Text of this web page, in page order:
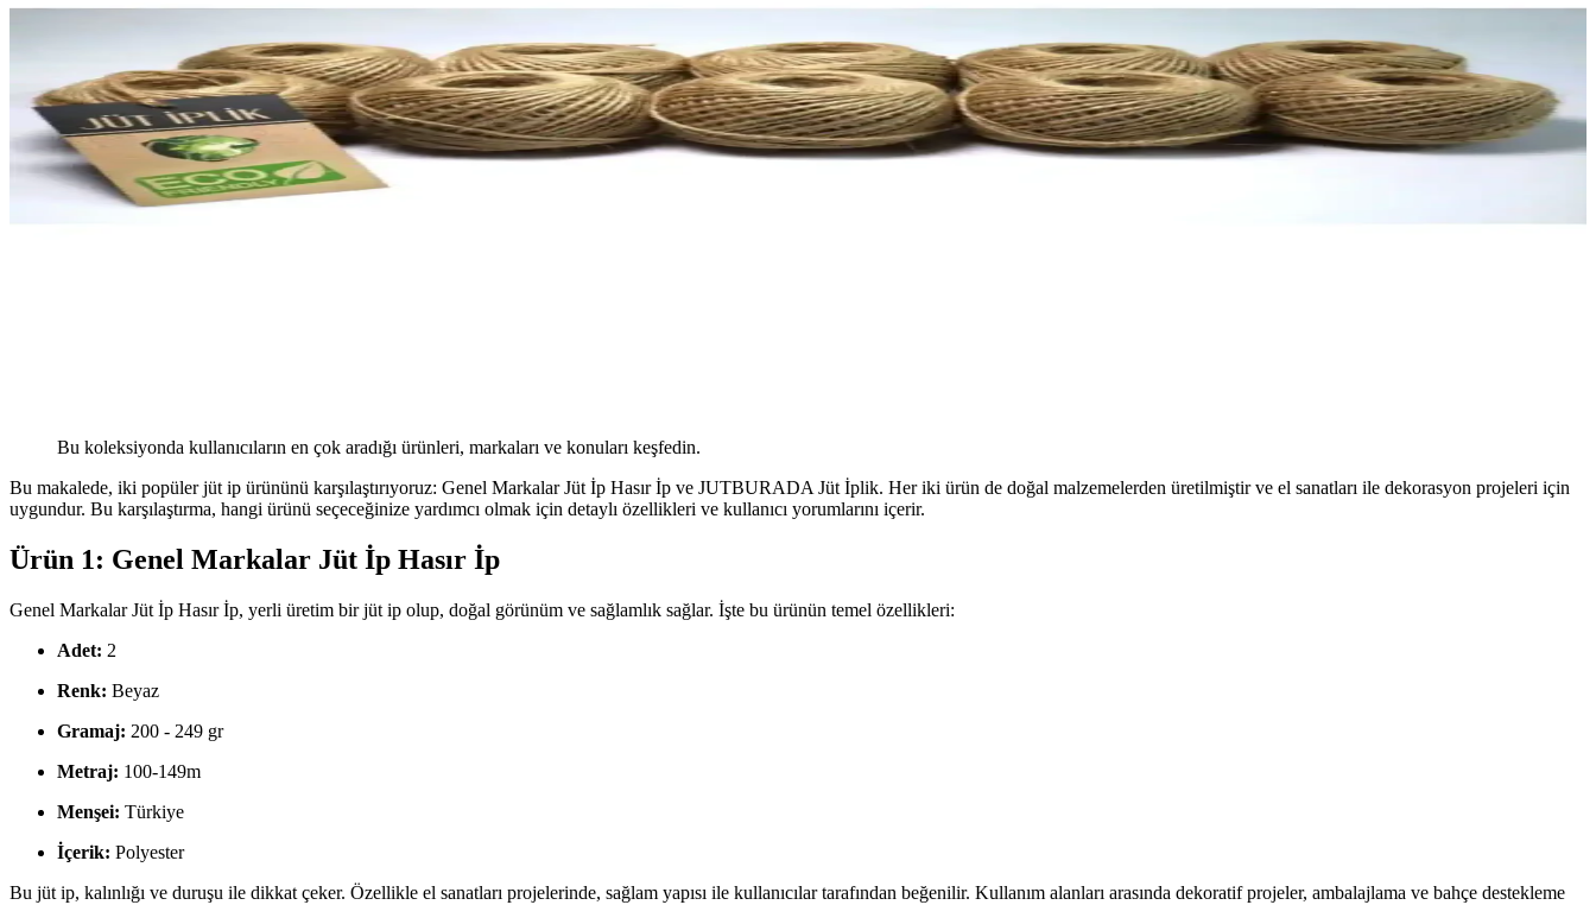
Bu koleksiyonda kullanıcıların en çok aradığı ürünleri, markaları ve konuları keşfedin.
Bu makalede, iki popüler jüt ip ürününü karşılaştırıyoruz: Genel Markalar Jüt İp Hasır İp ve JUTBURADA Jüt İplik. Her iki ürün de doğal malzemelerden üretilmiştir ve el sanatları ile dekorasyon projeleri için
uygundur. Bu karşılaştırma, hangi ürünü seçeceğinize yardımcı olmak için detaylı özellikleri ve kullanıcı yorumlarını içerir.
Ürün 1: Genel Markalar Jüt İp Hasır İp
Genel Markalar Jüt İp Hasır İp, yerli üretim bir jüt ip olup, doğal görünüm ve sağlamlık sağlar. İşte bu ürünün temel özellikleri:
Adet: 2
Renk: Beyaz
Gramaj: 200 - 249 gr
Metraj: 100-149m
Menşei: Türkiye
İçerik: Polyester
Bu jüt ip, kalınlığı ve duruşu ile dikkat çeker. Özellikle el sanatları projelerinde, sağlam yapısı ile kullanıcılar tarafından beğenilir. Kullanım alanları arasında dekoratif projeler, ambalajlama ve bahçe destekleme